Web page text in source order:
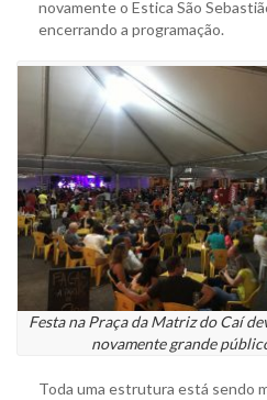
novamente o Estica São
encerrando a programação.
Festa na Praça da Matriz do Caí
novamente grande
Toda uma estrutura está sendo